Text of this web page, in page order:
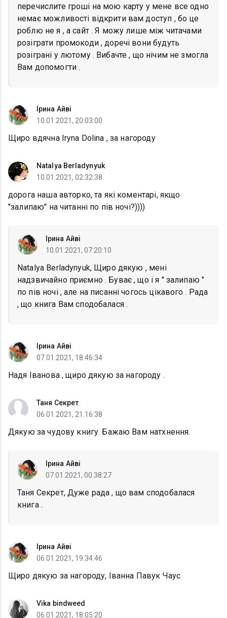
перечислите гроші на мою карту у мене все одно
немає можливості відкрити вам доступ , бо це
роблю не я , а сайт . Я можу лише між читачами
розіграти промокоди , доречі вони будуть
розіграні у лютому . Вибачте , що нічим не змогла
Вам допомогти .
Ірина Айві
10.01.2021, 20:03:00
Щиро вдячна Iryna Dolina , за нагороду
Natalya Berladynyuk
10.01.2021, 02:32:38
дорога наша авторко, та які коментарі, якщо
"залипаю" на читанні по пів ночі?))))
Ірина Айві
10.01.2021, 07:20:10
Natalya Berladynyuk, Щиро дякую , мені
надзвичайно приємно . Буває , що і я " залипаю "
по пів ночі , але на писанні чогось цікавого . Рада
, що книга Вам сподобалася .
Ірина Айві
07.01.2021, 18:46:34
Надя Іванова , щиро дякую за нагороду .
Таня Секрет
06.01.2021, 21:16:38
Дякую за чудову книгу. Бажаю Вам натхнення.
Ірина Айві
07.01.2021, 00:38:27
Таня Секрет, Дуже рада , що вам сподобалася
книга .
Ірина Айві
06.01.2021, 19:34:46
Щиро дякую за нагороду, Іванна Павук Чаус
Vika bindweed
06.01.2021, 18:05:20